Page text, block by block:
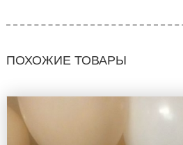
ПОХОЖИЕ ТОВАРЫ